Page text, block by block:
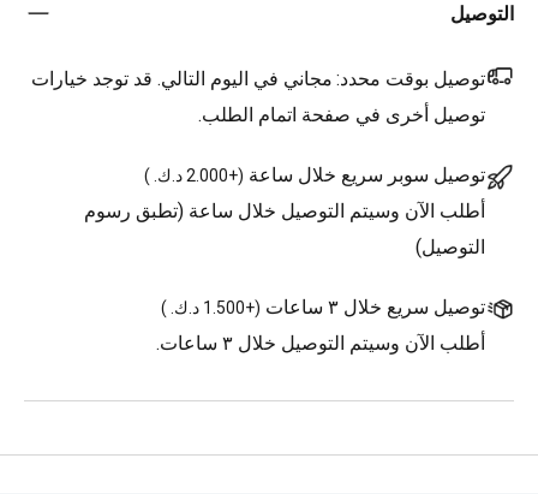
التوصيل
توصيل بوقت محدد: مجاني في اليوم التالي. قد توجد خيارات
توصيل أخرى في صفحة اتمام الطلب.
توصيل سوبر سريع خلال ساعة (+2.000 د.ك. )
أطلب الآن وسيتم التوصيل خلال ساعة (تطبق رسوم
التوصيل)
توصيل سريع خلال ٣ ساعات (+1.500 د.ك. )
أطلب الآن وسيتم التوصيل خلال ٣ ساعات.